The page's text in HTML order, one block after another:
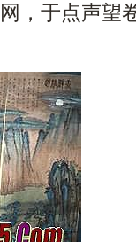
网，于点声望